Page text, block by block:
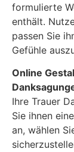
formulierte
enthält.
passen Sie
Gefühle
Online
Ihre Trauer
Sie ihnen
an, wählen